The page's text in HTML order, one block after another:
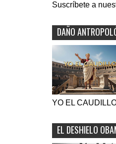
Suscríbete a
DAÑO
YO EL
EL DESHIELO